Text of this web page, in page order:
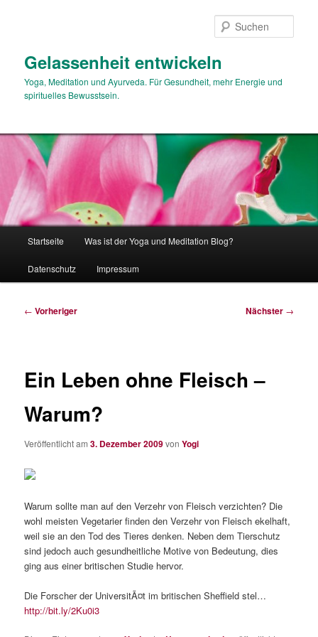
Gelassenheit entwickeln
Yoga, Meditation und Ayurveda. Für Gesundheit, mehr Energie und
spirituelles Bewusstsein.
Startseite Was ist der Yoga und Meditation Blog?
Datenschutz Impressum
Beitragsnavigation
← Vorheriger Nächster →
Ein Leben ohne Fleisch –
Warum?
Veröffentlicht am3. Dezember 2009vonYogi
Warum sollte man auf den Verzehr von Fleisch verzichten? Die
wohl meisten Vegetarier finden den Verzehr von Fleisch ekelhaft,
weil sie an den Tod des Tieres denken. Neben dem Tierschutz
sind jedoch auch gesundheitliche Motive von Bedeutung, dies
ging aus einer britischen Studie hervor.
Die Forscher der UniversitÃ¤t im britischen Sheffield stel…
http://bit.ly/2Ku0i3